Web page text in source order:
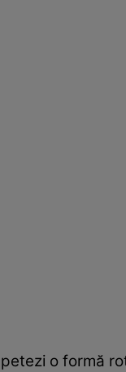
o formă